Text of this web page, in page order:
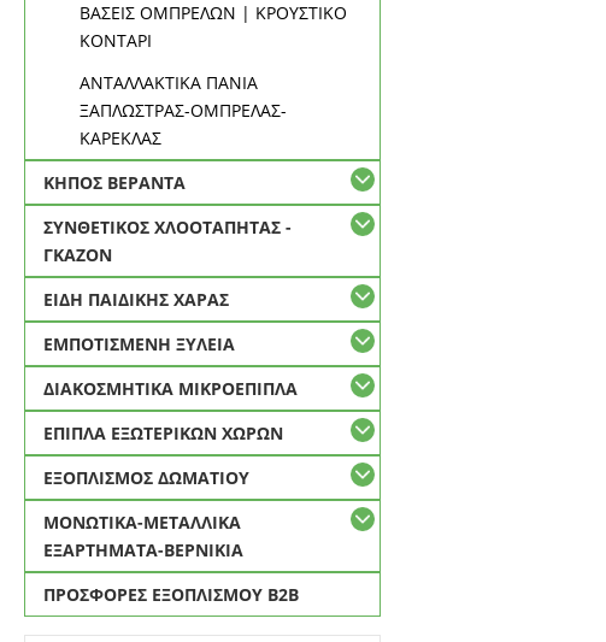
ΒΑΣΕΙΣ ΟΜΠΡΕΛΩΝ | ΚΡΟΥΣΤΙΚΟ
ΚΟΝΤΑΡΙ
ΑΝΤΑΛΛΑΚΤΙΚΑ ΠΑΝΙΑ
ΞΑΠΛΩΣΤΡΑΣ-ΟΜΠΡΕΛΑΣ-
ΚΑΡΕΚΛΑΣ
ΚΗΠΟΣ ΒΕΡΑΝΤΑ
ΣΥΝΘΕΤΙΚΟΣ ΧΛΟΟΤΑΠΗΤΑΣ -
ΓΚΑΖΟΝ
ΕΙΔΗ ΠΑΙΔΙΚΗΣ ΧΑΡΑΣ
ΕΜΠΟΤΙΣΜΕΝΗ ΞΥΛΕΙΑ
ΔΙΑΚΟΣΜΗΤΙΚΑ ΜΙΚΡΟΕΠΙΠΛΑ
ΕΠΙΠΛΑ ΕΞΩΤΕΡΙΚΩΝ ΧΩΡΩΝ
ΕΞΟΠΛΙΣΜΟΣ ΔΩΜΑΤΙΟΥ
ΜΟΝΩΤΙΚΑ-ΜΕΤΑΛΛΙΚΑ
ΕΞΑΡΤΗΜΑΤΑ-ΒΕΡΝΙΚΙΑ
ΠΡΟΣΦΟΡΕΣ ΕΞΟΠΛΙΣΜΟΥ Β2Β